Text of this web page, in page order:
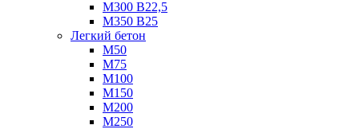
М300 В22,5
М350 В25
Легкий бетон
М50
М75
М100
М150
М200
М250